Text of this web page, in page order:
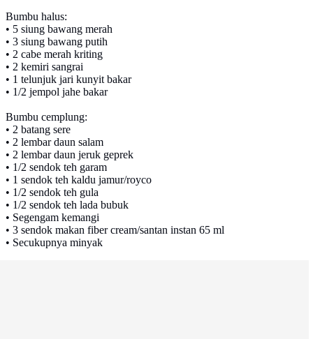
Bumbu halus:
• 5 siung bawang merah
• 3 siung bawang putih
• 2 cabe merah kriting
• 2 kemiri sangrai
• 1 telunjuk jari kunyit bakar
• 1/2 jempol jahe bakar
Bumbu cemplung:
• 2 batang sere
• 2 lembar daun salam
• 2 lembar daun jeruk geprek
• 1/2 sendok teh garam
• 1 sendok teh kaldu jamur/royco
• 1/2 sendok teh gula
• 1/2 sendok teh lada bubuk
• Segengam kemangi
• 3 sendok makan fiber cream/santan instan 65 ml
• Secukupnya minyak